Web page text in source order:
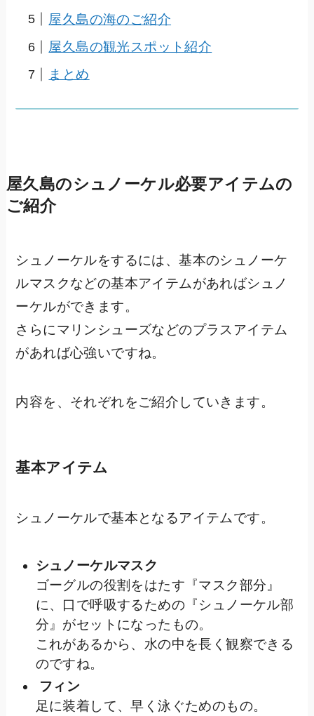
屋久島の海のご紹介
屋久島の観光スポット紹介
まとめ
屋久島のシュノーケル必要アイテムの
ご紹介
シュノーケルをするには、基本のシュノーケ
ルマスクなどの基本アイテムがあればシュノ
ーケルができます。
さらにマリンシューズなどのプラスアイテム
があれば心強いですね。
内容を、それぞれをご紹介していきます。
基本アイテム
シュノーケルで基本となるアイテムです。
シュノーケルマスク
ゴーグルの役割をはたす『マスク部分』
に、口で呼吸するための『シュノーケル部
分』がセットになったもの。
これがあるから、水の中を長く観察できる
のですね。
フィン
足に装着して、早く泳ぐためのもの。